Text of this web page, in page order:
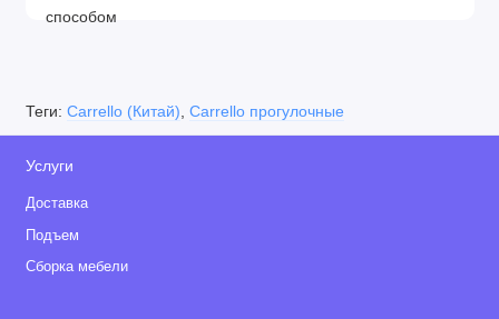
Теги: Carrello (Китай) Carrello прогулочные
Услуги
Доставка
Подъем
Сборка мебели